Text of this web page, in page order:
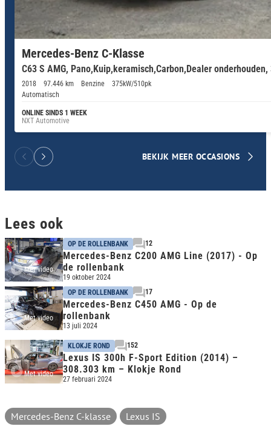
Mercedes-Benz C-Klasse
C63 S AMG, Pano,Kuip,keramisch,Carbon,Dealer
2018 97.446 km Benzine
375kW/510pk
Automatisch
ONLINE SINDS 1 WEEK
NXT Automotive
BEKIJK MEER OCCASIONS
Lees ook
Met video
OP DE ROLLENBANK 12
Mercedes-Benz C200 AMG Line (2017) - Op
de rollenbank
19 oktober 2024
Met video
OP DE ROLLENBANK 17
Mercedes-Benz C450 AMG - Op de
rollenbank
13 juli 2024
Met video
KLOKJE ROND 152
Lexus IS 300h F-Sport Edition (2014) –
308.303 km – Klokje Rond
27 februari 2024
Mercedes-Benz C-klasse Lexus IS